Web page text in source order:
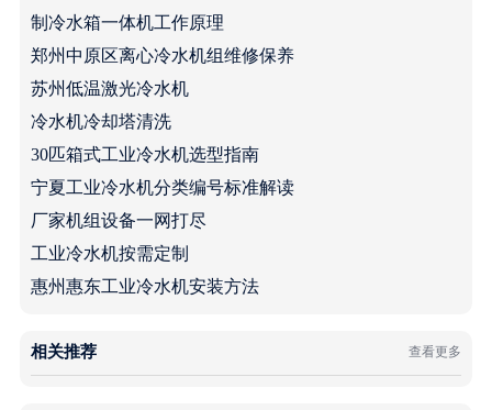
制冷水箱一体机工作原理
郑州中原区离心冷水机组维修保养
苏州低温激光冷水机
冷水机冷却塔清洗
30匹箱式工业冷水机选型指南
宁夏工业冷水机分类编号标准解读
厂家机组设备一网打尽
工业冷水机按需定制
惠州惠东工业冷水机安装方法
相关推荐 查看更多